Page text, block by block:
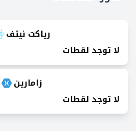
رياكت نيتف
لا توجد لقطات
زامارين
لا توجد لقطات